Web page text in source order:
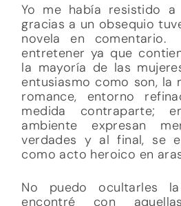
Yo me había resistido
gracias a un obsequio
novela en
entretener ya que
la mayoría de las
entusiasmo como son, la
romance, entorno
medida contraparte;
ambiente expresan
verdades y al final, se
como acto heroico en
No puedo ocultarles
encontré con